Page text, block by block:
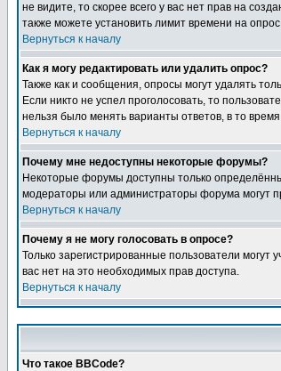
не видите, то скорее всего у вас нет прав на
также можете установить лимит времени на
Вернуться к началу
Как я могу редактировать или удалить опрос?
Также как и сообщения, опросы могут удалять
Если никто не успел проголосовать, то
нельзя было менять варианты ответов, в то
Вернуться к началу
Почему мне недоступны некоторые форумы?
Некоторые форумы доступны только
модераторы или администраторы форума могут
Вернуться к началу
Почему я не могу голосовать в опросе?
Только зарегистрированные пользователи могут
вас нет на это необходимых прав доступа.
Вернуться к началу
Что такое BBCode?